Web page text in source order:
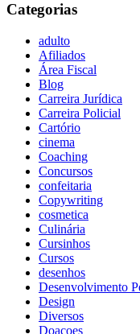
Categorias
adulto
Afiliados
Área Fiscal
Blog
Carreira Jurídica
Carreira Policial
Cartório
cinema
Coaching
Concursos
confeitaria
Copywriting
cosmetica
Culinária
Cursinhos
Cursos
desenhos
Desenvolvimento
Design
Diversos
Doaçoes